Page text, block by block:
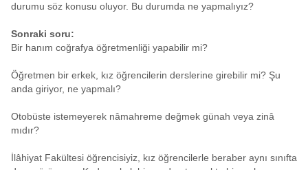
durumu söz konusu oluyor. Bu durumda ne yapmalıyız?
Sonraki soru:
Bir hanım coğrafya öğretmenliği yapabilir mi?
Öğretmen bir erkek, kız öğrencilerin derslerine girebilir mi? Şu
anda giriyor, ne yapmalı?
Otobüste istemeyerek nâmahreme değmek günah veya zinâ
mıdır?
İlâhiyat Fakültesi öğrencisiyiz, kız öğrencilerle beraber aynı sınıfta